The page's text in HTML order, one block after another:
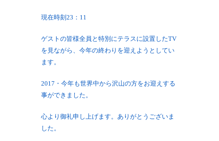
現在時刻23：11
ゲストの皆様全員と特別にテラスに設置したTV
を見ながら、今年の終わりを迎えようとしてい
ます。
2017・今年も世界中から沢山の方をお迎えする
事ができました。
心より御礼申し上げます。ありがとうございま
した。